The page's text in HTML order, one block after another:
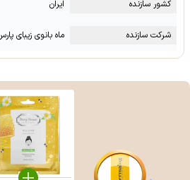
کشور سازنده ایران
شرکت سازنده ماه بانوی زیبای